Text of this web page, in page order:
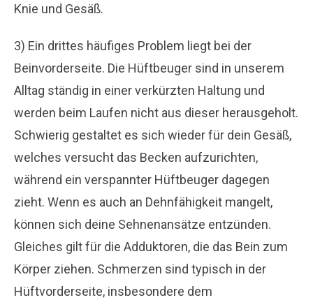
Knie und Gesäß.
3) Ein drittes häufiges Problem liegt bei der
Beinvorderseite. Die Hüftbeuger sind in unserem
Alltag ständig in einer verkürzten Haltung und
werden beim Laufen nicht aus dieser herausgeholt.
Schwierig gestaltet es sich wieder für dein Gesäß,
welches versucht das Becken aufzurichten,
während ein verspannter Hüftbeuger dagegen
zieht. Wenn es auch an Dehnfähigkeit mangelt,
können sich deine Sehnenansätze entzünden.
Gleiches gilt für die Adduktoren, die das Bein zum
Körper ziehen. Schmerzen sind typisch in der
Hüftvorderseite, insbesondere dem